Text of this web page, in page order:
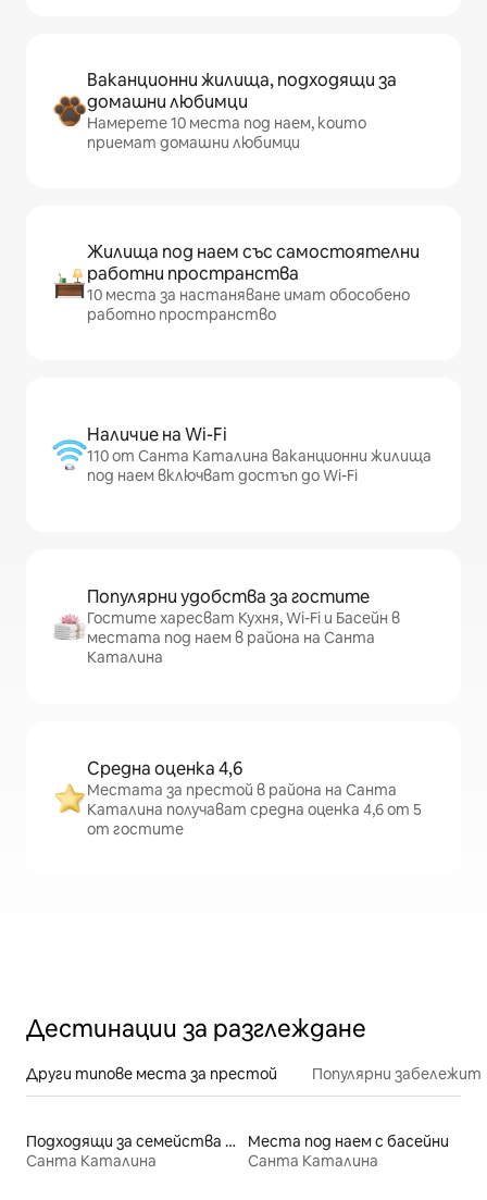
Ваканционни жилища, подходящи за
домашни любимци
Намерете 10 места под наем, които
приемат домашни любимци
Жилища под наем със самостоятелни
работни пространства
10 места за настаняване имат обособено
работно пространство
Наличие на Wi-Fi
110 от Санта Каталина ваканционни жилища
под наем включват достъп до Wi-Fi
Популярни удобства за гостите
Гостите харесват Кухня, Wi-Fi и Басейн в
местата под наем в района на Санта
Каталина
Средна оценка 4,6
Местата за престой в района на Санта
Каталина получават средна оценка 4,6 от 5
от гостите
Дестинации за разглеждане
Други типове места за престой Популярни
Подходящи за семейства места под наем
Санта Каталина
Места под наем с басейни
Санта Каталина